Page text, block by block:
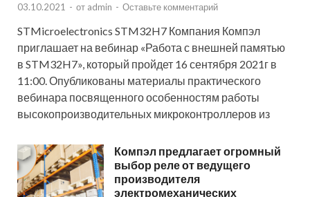
03.10.2021 - от admin - Оставьте комментарий
STMicroelectronics STM32H7 Компания Компэл
приглашает на вебинар «Работа с внешней памятью
в STM32H7», который пройдет 16 сентября 2021г в
11:00. Опубликованы материалы практического
вебинара посвященного особенностям работы
высокопроизводительных микроконтроллеров из
Компэл предлагает огромный
выбор реле от ведущего
производителя
электромеханических